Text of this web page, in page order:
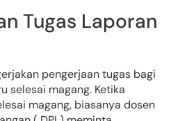
Tugas Laporan
pengerjaan tugas bagi
selesai magang. Ketika
magang, biasanya dosen